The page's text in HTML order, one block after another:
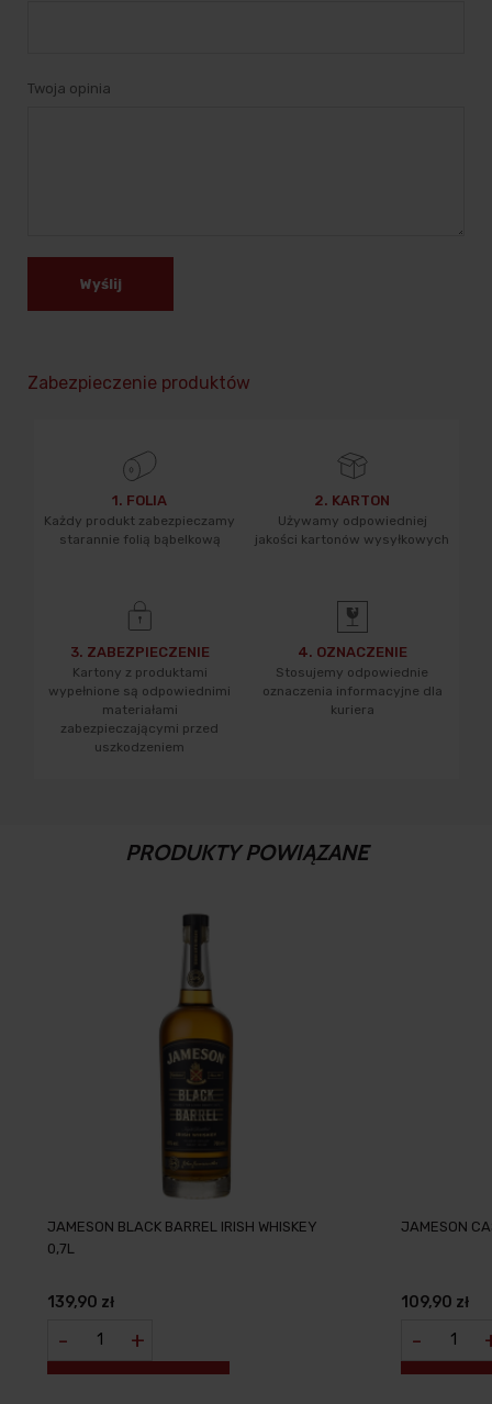
Twoja opinia
Wyślij
Zabezpieczenie produktów
1. FOLIA
Każdy produkt zabezpieczamy
starannie folią bąbelkową
2. KARTON
Używamy odpowiedniej
jakości kartonów wysyłkowych
3. ZABEZPIECZENIE
Kartony z produktami
wypełnione są odpowiednimi
materiałami
zabezpieczającymi przed
uszkodzeniem
4. OZNACZENIE
Stosujemy odpowiednie
oznaczenia informacyjne dla
kuriera
PRODUKTY POWIĄZANE
JAMESON BLACK BARREL IRISH WHISKEY
0,7L
139,90 zł
- +
JAMESON
109,90 zł
-